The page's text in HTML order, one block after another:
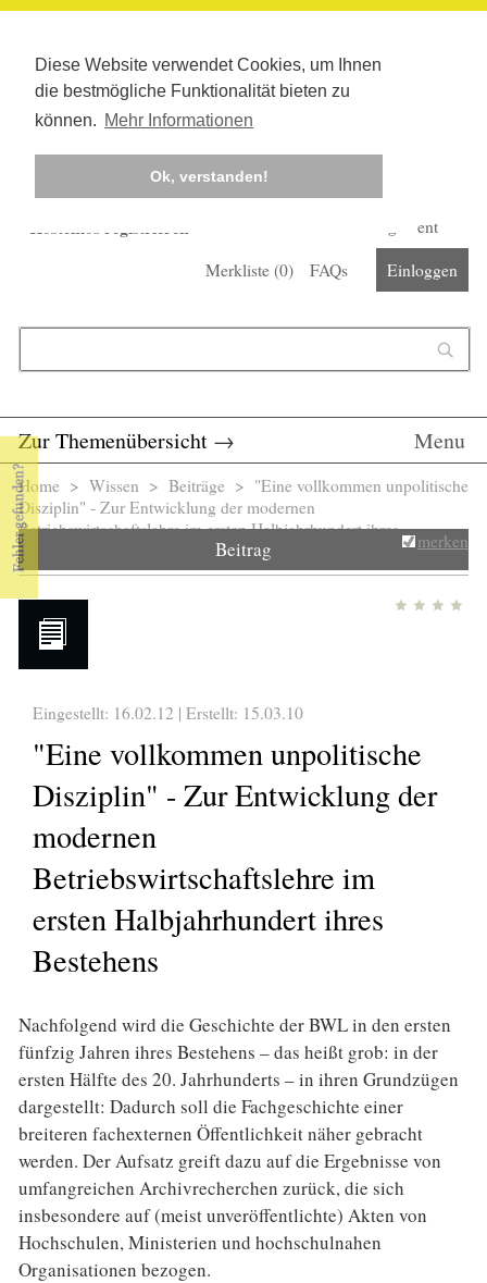
Diese Website verwendet Cookies, um Ihnen
die bestmögliche Funktionalität bieten zu
können. Mehr Informationen
Ok, verstanden!
Kostenlos registrieren
Corona-Management
Merkliste (0) FAQs Einloggen
Zur Themenübersicht → Menu
Sie sind hier
Home > Wissen > Beiträge > "Eine vollkommen unpolitische
Disziplin" - Zur Entwicklung der modernen
Betriebswirtschaftslehre im ersten Halbjahrhundert ihres
Bestehens
Beitrag merken
Eingestellt: 16.02.12 | Erstellt: 15.03.10
"Eine vollkommen unpolitische
Disziplin" - Zur Entwicklung der
modernen
Betriebswirtschaftslehre im
ersten Halbjahrhundert ihres
Bestehens
Nachfolgend wird die Geschichte der BWL in den ersten
fünfzig Jahren ihres Bestehens – das heißt grob: in der
ersten Hälfte des 20. Jahrhunderts – in ihren Grundzügen
dargestellt: Dadurch soll die Fachgeschichte einer
breiteren fachexternen Öffentlichkeit näher gebracht
werden. Der Aufsatz greift dazu auf die Ergebnisse von
umfangreichen Archivrecherchen zurück, die sich
insbesondere auf (meist unveröffentlichte) Akten von
Hochschulen, Ministerien und hochschulnahen
Organisationen bezogen.